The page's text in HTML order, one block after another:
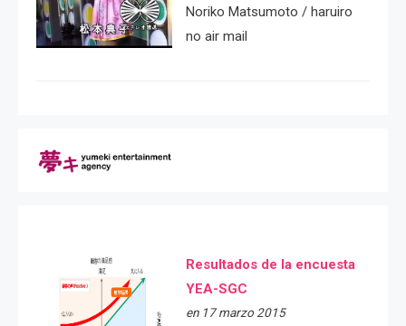
Noriko Matsumoto / haruiro
no air mail
Resultados de la encuesta
YEA-SGC
en 17 marzo 2015